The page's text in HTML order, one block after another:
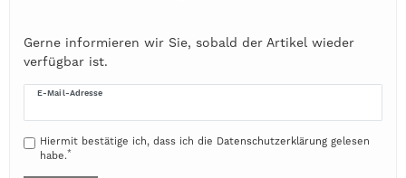
Gerne informieren wir Sie, sobald der Artikel wieder
verfügbar ist.
E-Mail-Adresse
Hiermit bestätige ich, dass ich die Daten­schutz­erklärunggelesen
habe.*